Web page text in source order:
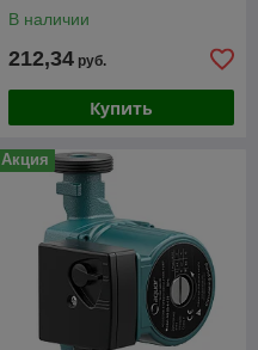
В наличии
212,34 руб.
Купить
Акция